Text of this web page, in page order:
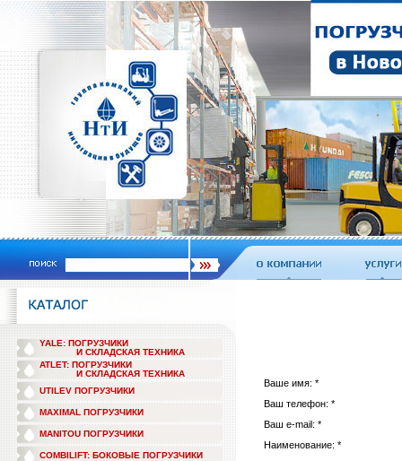
YALE: ПОГРУЗЧИКИ
И СКЛАДСКАЯ ТЕХНИКА
ATLET: ПОГРУЗЧИКИ
И СКЛАДСКАЯ ТЕХНИКА
UTILEV ПОГРУЗЧИКИ
MAXIMAL ПОГРУЗЧИКИ
MANITOU ПОГРУЗЧИКИ
COMBILIFT: БОКОВЫЕ ПОГРУЗЧИКИ
Ваше имя: *
Ваш телефон: *
Ваш e-mail: *
Наименование: *